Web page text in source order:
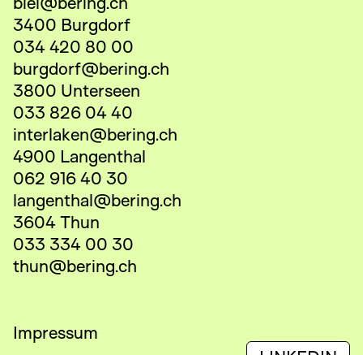
3400 Burgdorf
034 420 80 00
burgdorf@bering.ch
3800 Unterseen
033 826 04 40
interlaken@bering.ch
4900 Langenthal
062 916 40 30
langenthal@bering.ch
3604 Thun
033 334 00 30
thun@bering.ch
Impressum